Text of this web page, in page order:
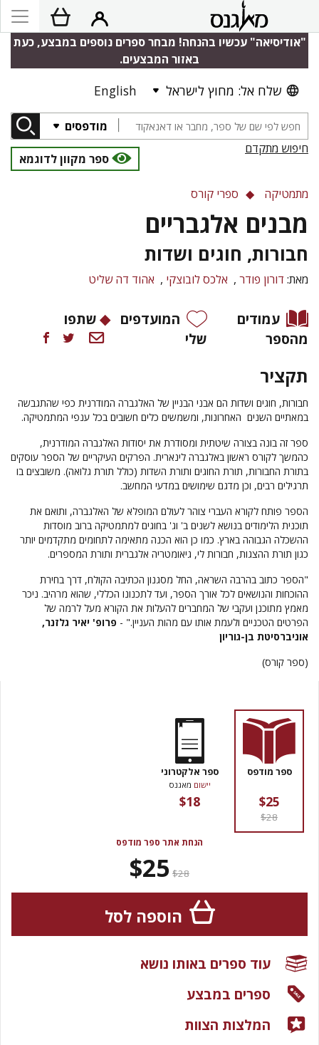
"אודיסיאה" עכשיו בהנחה! מבחר ספרים נוספים במבצע, כעת
באזור המבצעים.
שלח אל: מחוץ לישראל English
מודפסים
חיפוש מתקדם
ספר מקוון לדוגמא
מתמטיקה ספרי קורס
מבנים אלגבריים
חבורות, חוגים ושדות
מאת: דורון פודר אלכס לובוצקי אהוד דה שליט
עמודים
מהספר
המועדפים
שלי
שתפו
תקציר
חבורות, חוגים ושדות הם אבני הבניין של האלגברה המודרנית כפי שהתגבשה
במאתיים השנים האחרונות, ומשמשים כלים חשובים בכל ענפי המתמטיקה.
ספר זה בונה בצורה שיטתית ומסודרת את יסודות האלגברה המודרנית,
כהמשך לקורס ראשון באלגברה לינארית. הפרקים העיקריים של הספר עוסקים
בתורת החבורות, תורת החוגים ותורת השדות (כולל תורת גלואה). משובצים בו
תרגילים רבים, וכן מדגם שימושים במדעי המחשב.
הספר פותח לקורא העברי צוהר לעולם המופלא של האלגברה, ותואם את
תוכנית הלימודים בנושא לשנים ב' וג' בחוגים למתמטיקה ברוב מוסדות
ההשכלה הגבוהה בארץ. כמו כן הוא הכנה מתאימה לתחומים מתקדמים יותר
כגון תורת ההצגות, חבורות לי, גיאומטריה אלגברית ותורת המספרים.
"הספר כתוב בהרבה השראה, החל מסגנון הכתיבה הקולח, דרך בחירת
ההוכחות והנושאים לכל אורך הספר, ועד לתכנונו הכללי, שהוא מרהיב. ניכר
מאמץ מתוכנן ועקבי של המחברים להעלות את הקורא מעל לרמה של
הפרטים הטכניים ולעמת אותו עם מהות העניין." - פרופ' יאיר גלזנר,
אוניברסיטת בן-גוריון
(ספר קורס)
ספר מודפס
$25
$28
ספר אלקטרוני
יישום מאגנס
$18
הנחת אתר ספר מודפס
$28
$25
הוספה לסל
עוד ספרים באותו נושא
ספרים במבצע
המלצות הצוות